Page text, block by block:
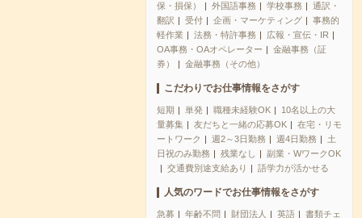
保・損保）
外国語事務 学校事務
通訳・
翻訳
受付 企画・マーケティング
事務的
軽作業
法務・特許事務
広報・宣伝・IR
OA事務・OAオペレーター
金融事務（証
券）
金融事務（その他）
こだわりでお仕事情報をさがす
短期 単発 職種未経験OK
10名以上の大
量募集
友だちと一緒の応募OK
在宅・リモ
ートワーク
週2～3日勤務 週4日勤務
土
日祝のみ勤務
残業なし
副業・WワークOK
交通費別途支給あり
語学力が活かせる
人気のワードでお仕事情報をさがす
急募 年齢不問 財団法人 英語
書類チェ